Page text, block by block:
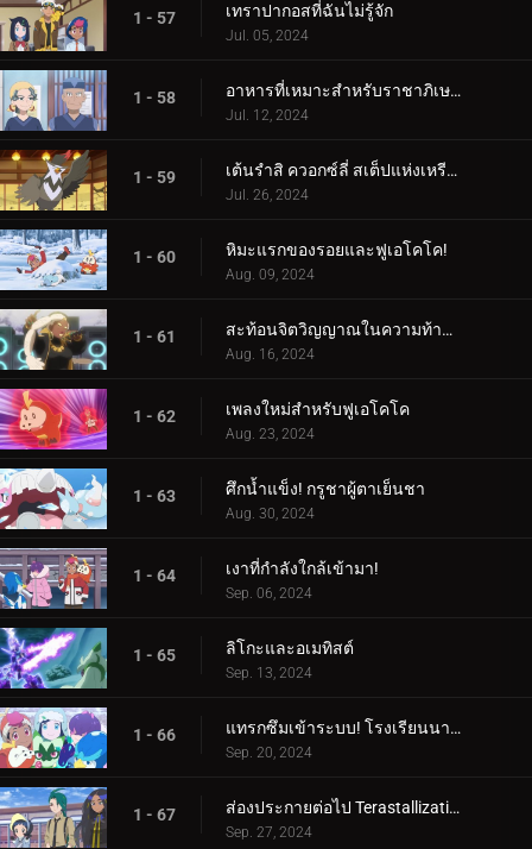
1 - 57 เทราปากอสที่ฉันไม่รู้จัก
Jul. 05, 2024
1 - 58 อาหารที่เหมาะสำหรับราชาภิเษก!
Jul. 12, 2024
1 - 59 เต้นรำสิ ควอกซ์ลี่ สเต็ปแห่งเหรียญสีน้ำเงิน!
Jul. 26, 2024
1 - 60 หิมะแรกของรอยและฟูเอโคโค!
Aug. 09, 2024
1 - 61 สะท้อนจิตวิญญาณในความท้าทายแห่งการสัมผัส!
Aug. 16, 2024
1 - 62 เพลงใหม่สำหรับฟูเอโคโค
Aug. 23, 2024
1 - 63 ศึกน้ำแข็ง! กรูชาผู้ตาเย็นชา
Aug. 30, 2024
1 - 64 เงาที่กำลังใกล้เข้ามา!
Sep. 06, 2024
1 - 65 ลิโกะและอเมทิสต์
Sep. 13, 2024
1 - 66 แทรกซึมเข้าระบบ! โรงเรียนนารันจาอยู่ในอันตราย!
Sep. 20, 2024
1 - 67 ส่องประกายต่อไป Terastallization! ลิโก้ ปะทะ รอย!
Sep. 27, 2024